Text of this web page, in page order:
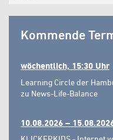
Hamburg
Kommende
wöchentlich, 15:30 Uhr
Learning Circle der
zu News-Life-Balance
10.08.2026 –